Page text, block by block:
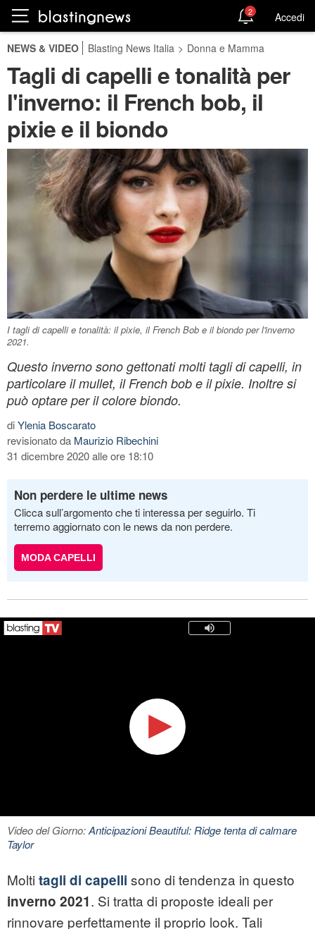
2 Accedi
NEWS & VIDEO Blasting News Italia > Donna e Mamma
Tagli di capelli e tonalità per
l'inverno: il French bob, il
pixie e il biondo
I tagli di capelli e tonalità: il pixie, il French Bob e il biondo per l'inverno
2021.
Questo inverno sono gettonati molti tagli di capelli, in
particolare il mullet, il French bob e il pixie. Inoltre si
può optare per il colore biondo.
diYlenia Boscarato
revisionato da Maurizio Ribechini
31 dicembre 2020 alle ore 18:10
Non perdere le ultime news
Clicca sull’argomento che ti interessa per seguirlo. Ti
terremo aggiornato con le news da non perdere.
MODA CAPELLI
Video del Giorno:Anticipazioni Beautiful: Ridge tenta di calmare
Taylor
Molti tagli di capelli sono di tendenza in questo
inverno 2021. Si tratta di proposte ideali per
rinnovare perfettamente il proprio look. Tali